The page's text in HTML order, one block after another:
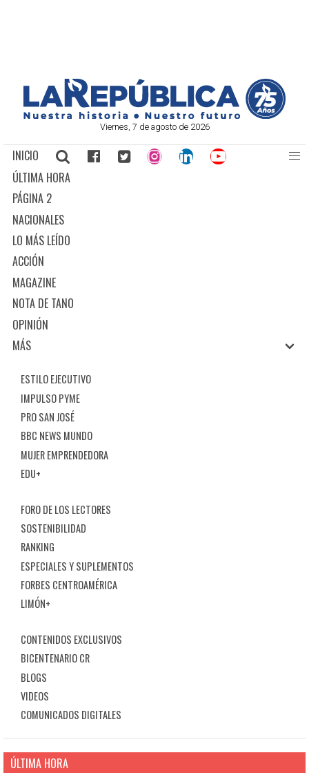
Viernes, 7 de agosto de 2026
INICIO
ÚLTIMA HORA
PÁGINA 2
NACIONALES
LO MÁS LEÍDO
ACCIÓN
MAGAZINE
NOTA DE TANO
OPINIÓN
MÁS
ESTILO EJECUTIVO
IMPULSO PYME
PRO SAN JOSÉ
BBC NEWS MUNDO
MUJER EMPRENDEDORA
EDU+
FORO DE LOS LECTORES
SOSTENIBILIDAD
RANKING
ESPECIALES Y SUPLEMENTOS
FORBES CENTROAMÉRICA
LIMÓN+
CONTENIDOS EXCLUSIVOS
BICENTENARIO CR
BLOGS
VIDEOS
COMUNICADOS DIGITALES
ÚLTIMA HORA